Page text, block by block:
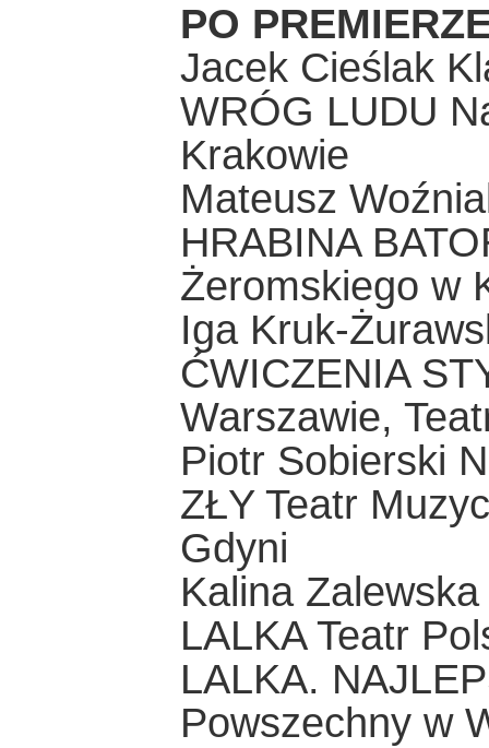
PO
Jacek Cieślak
WRÓG LUDU
Krakowie
Mateusz
HRABINA
Żeromskiego w
Iga Kruk-
ĆWICZENIA
Warszawie,
Piotr Sobierski
ZŁY Teatr
Gdyni
Kalina
LALKA Teatr
LALKA.
Powszechny w